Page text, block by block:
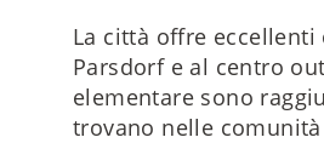
La città offre
Parsdorf e al centro
elementare sono
trovano nelle